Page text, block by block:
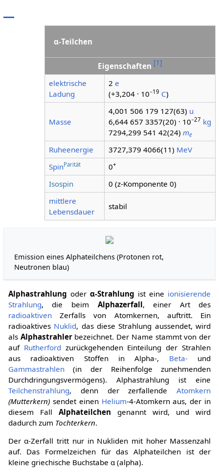
α-Teilchen
Eigenschaften [1]
elektrische
Ladung
2 e
(+3,204 · 10−19 C)
Masse
4,001 506 179 127(63) u
6,644 657 3357(20) · 10−27 kg
7294,299 541 42(24) me
Ruheenergie 3727,379 4066(11) MeV
SpinParität 0+
Isospin
0 (z-Komponente 0)
mittlere
Lebensdauer
stabil
Emission eines Alphateilchens (Protonen rot,
Neutronen blau)
Alphastrahlung oder α-Strahlung ist eine ionisierende
Strahlung, die beim Alphazerfall, einer Art des
radioaktivenZerfalls von Atomkernen, auftritt. Ein
radioaktives Nuklid, das diese Strahlung aussendet, wird
als Alphastrahlerbezeichnet. Der Name stammt von der
auf Rutherford zurückgehenden Einteilung der Strahlen
aus radioaktiven Stoffen in Alpha-, Beta-und
Gammastrahlen(in der Reihenfolge zunehmenden
Durchdringungsvermögens). Alphastrahlung ist eine
Teilchenstrahlung, denn der zerfallendeAtomkern
(Mutterkern)sendet einen Helium-4-Atomkern aus, der in
diesem Fall Alphateilchen genannt wird, und wird
dadurch zum Tochterkern.
Der α-Zerfall tritt nur in Nukliden mit hoher Massenzahl
auf. Das Formelzeichen für das Alphateilchen ist der
kleine griechische Buchstabe α (alpha).